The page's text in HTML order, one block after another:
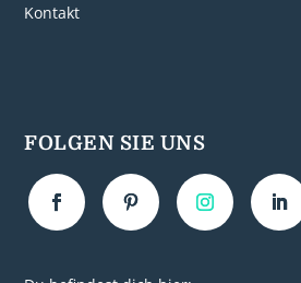
Kontakt
FOLGEN SIE UNS